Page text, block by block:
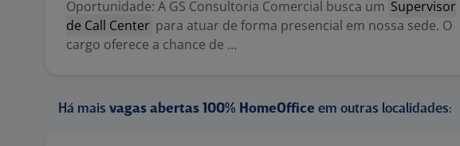
Oportunidade: A GS Consultoria Comercial busca um Supervisor
de Call Center para atuar de forma presencial em nossa sede. O
cargo oferece a chance de ...
Há mais vagas abertas 100% HomeOffice em outras localidades: